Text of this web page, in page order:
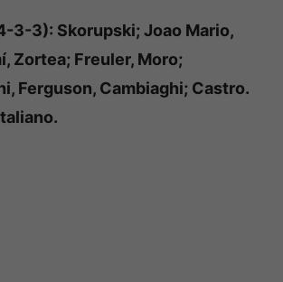
3-3): Skorupski; Joao Mario,
Zortea; Freuler, Moro;
Ferguson, Cambiaghi; Castro.